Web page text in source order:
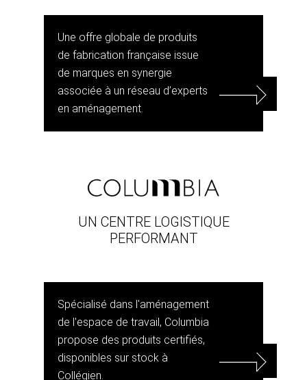
Une offre globale de produits
de fabrication française issue
de marques en synergie
associée à un réseau d’experts
en aménagement.
UN CENTRE LOGISTIQUE
PERFORMANT
Spécialisé dans l'aménagement
de l'espace de travail, Columbia
propose des produits certifiés,
disponibles sur stock à
Collégien.